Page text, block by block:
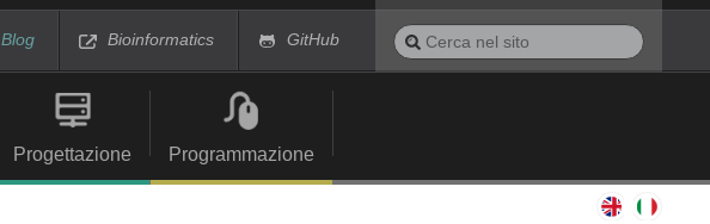
Blog Bioinformatics GitHub
Cerca
nel
Ricerca
Progettazione Programmazione